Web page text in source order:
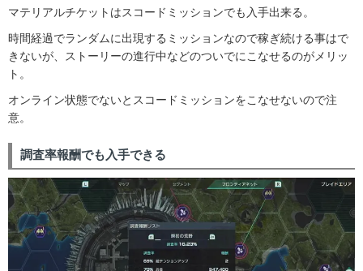
マテリアルチケットはスコードミッションでも入手出来る。
時間経過でランダムに出現するミッションなので稼ぎ続ける事はで
きないが、ストーリーの進行中などのついでにこなせるのがメリッ
ト。
オンライン状態でないとスコードミッションをこなせないので注
意。
調査率報酬でも入手できる